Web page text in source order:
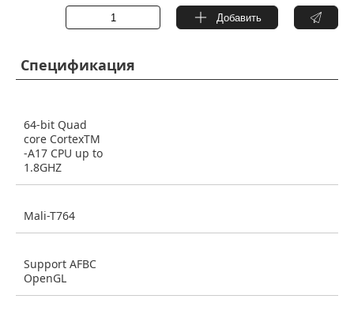
Добавить
Спецификация
64-bit Quad
core CortexTM
-A17 CPU up to
1.8GHZ
Mali-T764
Support AFBC
OpenGL